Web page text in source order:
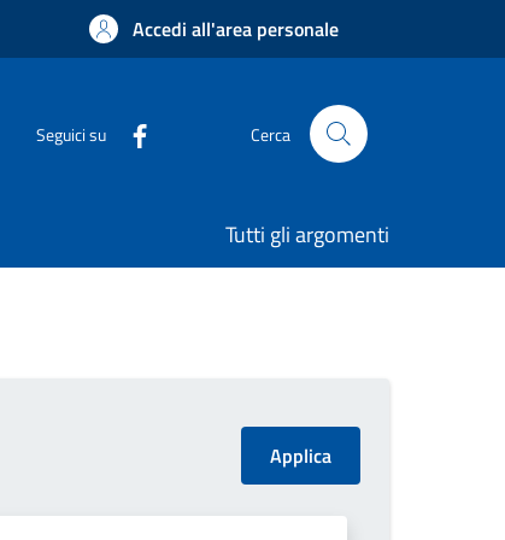
Accedi all'area personale
Seguici su Cerca
Tutti gli argomenti